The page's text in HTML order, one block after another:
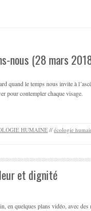
nous (28 mars
quand le temps nous invite à
pour contempler chaque visage.
HUMAINE // écologie
et dignité
en quelques plans vidéo, avec